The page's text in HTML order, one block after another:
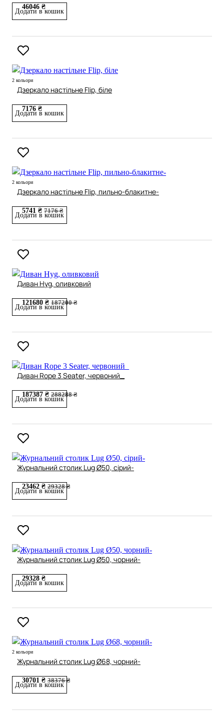
46046 ₴
Додати в кошик
2 кольори
Дзеркало настільне Flip, біле
7176 ₴
Додати в кошик
2 кольори
Дзеркало настільне Flip, пильно-блакитне-
5741 ₴ 7176 ₴
Додати в кошик
Диван Hyg, оливковий
121680 ₴ 187200 ₴
Додати в кошик
Диван Rope 3 Seater, червоний_
187387 ₴ 288288 ₴
Додати в кошик
Журнальний столик Lug Ø50, сірий-
23462 ₴ 29328 ₴
Додати в кошик
Журнальний столик Lug Ø50, чорний-
29328 ₴
Додати в кошик
2 кольори
Журнальний столик Lug Ø68, чорний-
30701 ₴ 38376 ₴
Додати в кошик